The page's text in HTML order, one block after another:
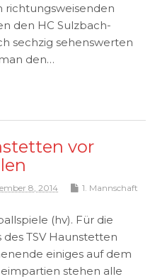
richtungsweisenden
den HC Sulzbach-
sechzig sehenswerten
den…
vor
8, 2014
1. Mannschaft
(hv). Für die
TSV Haunstetten
einiges auf dem
stehen alle